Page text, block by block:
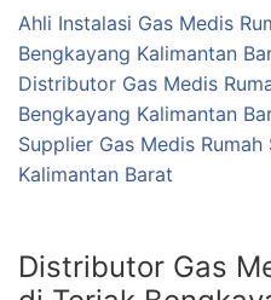
Ahli Instalasi Gas Medis
Bengkayang Kalimantan
Distributor Gas Medis
Bengkayang Kalimantan
Supplier Gas Medis
Kalimantan Barat
Distributor Gas